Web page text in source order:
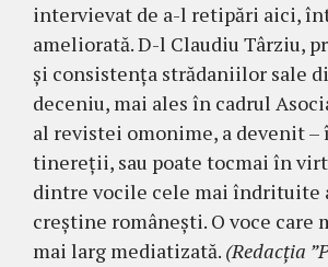
intervievat de a-l retipări aici,
ameliorată. D-l Claudiu Târziu,
şi consistenţa strădaniilor sale
deceniu, mai ales în cadrul
al revistei omonime, a devenit –
tinereţii, sau poate tocmai în
dintre vocile cele mai îndrituite
creştine româneşti. O voce care
mai larg mediatizată. (Redacţia